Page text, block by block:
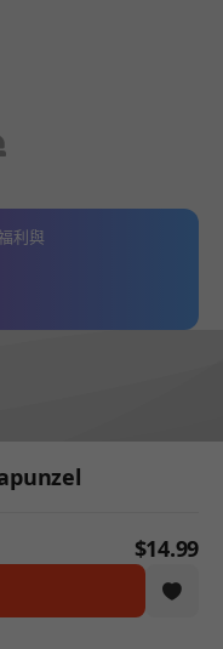
하기
利與
$14.99